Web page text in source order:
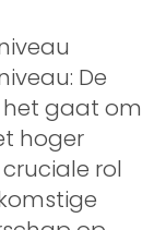
De
het gaat om
hoger
rol